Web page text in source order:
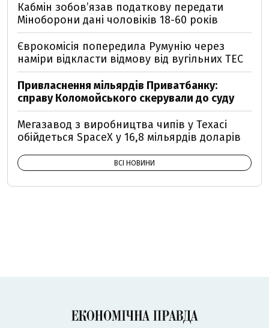
Кабмін зобовʼязав податкову передати
Міноборони дані чоловіків 18-60 років
Єврокомісія попередила Румунію через
наміри відкласти відмову від вугільних ТЕС
Привласнення мільярдів Приватбанку:
справу Коломойського скерували до суду
Мегазавод з виробництва чипів у Техасі
обійдеться SpaceX у 16,8 мільярдів доларів
ВСІ НОВИНИ